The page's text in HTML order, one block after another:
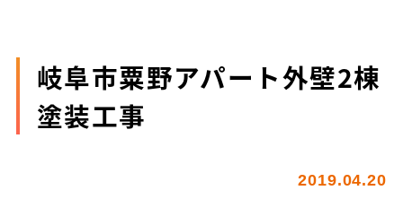
岐阜市粟野アパート外壁2棟
塗装工事
2019.04.20